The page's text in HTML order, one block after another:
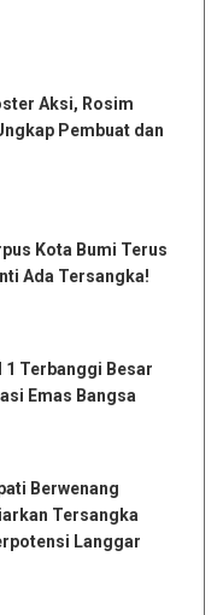
Aksi, Rosim
Pembuat dan
Kota Bumi Terus
Ada Tersangka!
1 Terbanggi Besar
Emas Bangsa
Berwenang
Tersangka
Langgar